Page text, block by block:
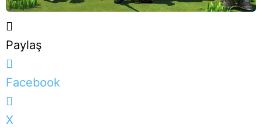
Paylaş
Facebook
X